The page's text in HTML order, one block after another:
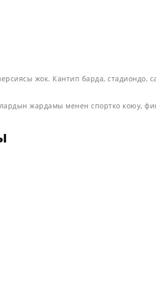
жок. Кантип барда, стадиондо,
жардамы менен спортко коюу,